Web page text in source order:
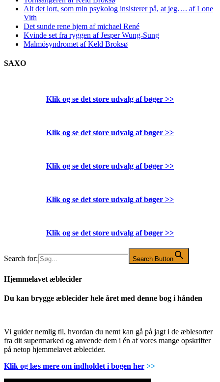
Alt det lort, som min psykolog insisterer på, at jeg…. af Lone
Vith
Det sunde rene hjem af michael René
Kvinde set fra ryggen af Jesper Wung-Sung
Malmösyndromet af Keld Broksø
SAXO
Klik og se det store udvalg af bøger >>
Klik og se det store udvalg af bøger >>
Klik og se det store udvalg af bøger >>
Klik og se det store udvalg af bøger >>
Klik og se det store udvalg af bøger >>
Search for: Search Button
Hjemmelavet æblecider
Du kan brygge æblecider hele året med denne bog i hånden
Vi guider nemlig til, hvordan du nemt kan gå på jagt i de æblesorter
fra dit supermarked og anvende dem i én af vores mange opskrifter
på netop hjemmelavet æblecider.
Klik og læs mere om indholdet i bogen her >>